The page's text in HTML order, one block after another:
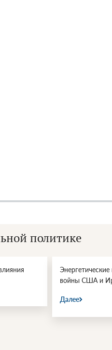
политике
войны США и
Далее